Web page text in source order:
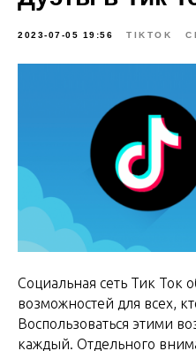
2023-07-05 19:56 TIKTOK
Социальная сеть Тик Ток
возможностей для всех,
Воспользоваться этими
каждый. Отдельного